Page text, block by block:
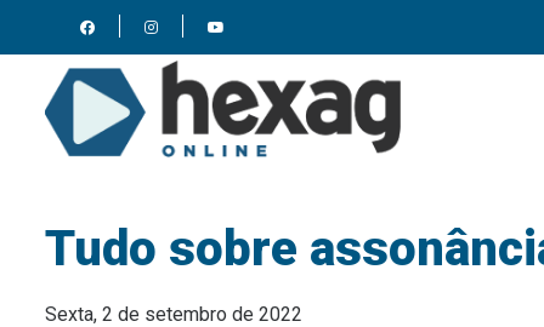
Tudo sobre
Sexta, 2 de setembro de 2022